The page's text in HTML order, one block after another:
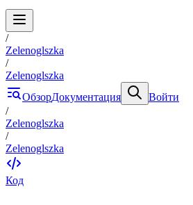
/
Zelenoglszka
/
Zelenoglszka
ОбзорДокументация
Войти
/
Zelenoglszka
/
Zelenoglszka
Код